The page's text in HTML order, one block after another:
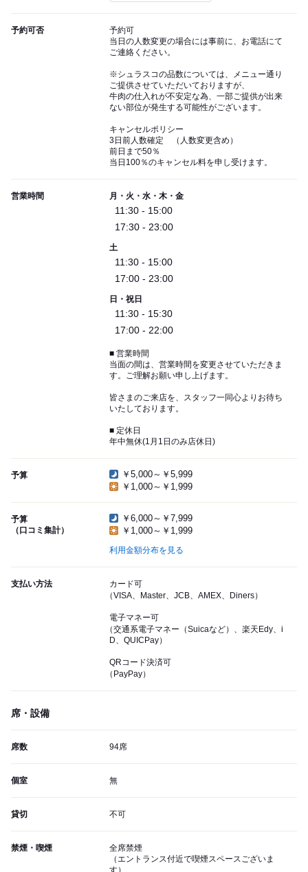
予約可否
予約可
当日の人数変更の場合には事前に、お電話にて
ご連絡ください。
※シュラスコの品数については、メニュー通り
ご提供させていただいておりますが、
牛肉の仕入れが不安定な為、一部ご提供が出来
ない部位が発生する可能性がございます。
キャンセルポリシー
3日前人数確定 （人数変更含め）
前日まで50％
当日100％のキャンセル料を申し受けます。
営業時間 月・火・水・木・金
11:30 - 15:00
17:30 - 23:00
土
11:30 - 15:00
17:00 - 23:00
日・祝日
11:30 - 15:30
17:00 - 22:00
■ 営業時間
当面の間は、営業時間を変更させていただきま
す。ご理解お願い申し上げます。
皆さまのご来店を、スタッフ一同心よりお待ち
いたしております。
■ 定休日
年中無休(1月1日のみ店休日)
予算
￥5,000～￥5,999
￥1,000～￥1,999
予算
（口コミ集計）
￥6,000～￥7,999
￥1,000～￥1,999
利用金額分布を見る
支払い方法
カード可
（VISA、Master、JCB、AMEX、Diners）
電子マネー可
（交通系電子マネー（Suicaなど）、楽天Edy、i
D、QUICPay）
QRコード決済可
（PayPay）
席・設備
席数 94席
個室 無
貸切 不可
禁煙・喫煙
全席禁煙
（エントランス付近で喫煙スペースございま
す）